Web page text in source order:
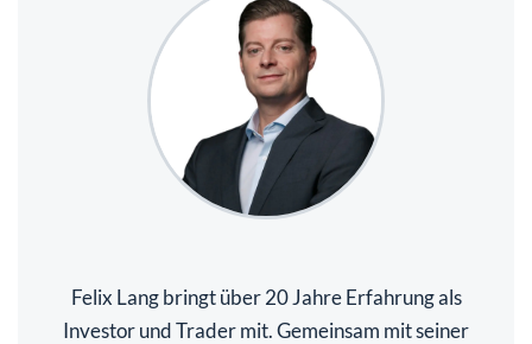
Felix Lang bringt über 20 Jahre Erfahrung als
Investor und Trader mit. Gemeinsam mit seiner